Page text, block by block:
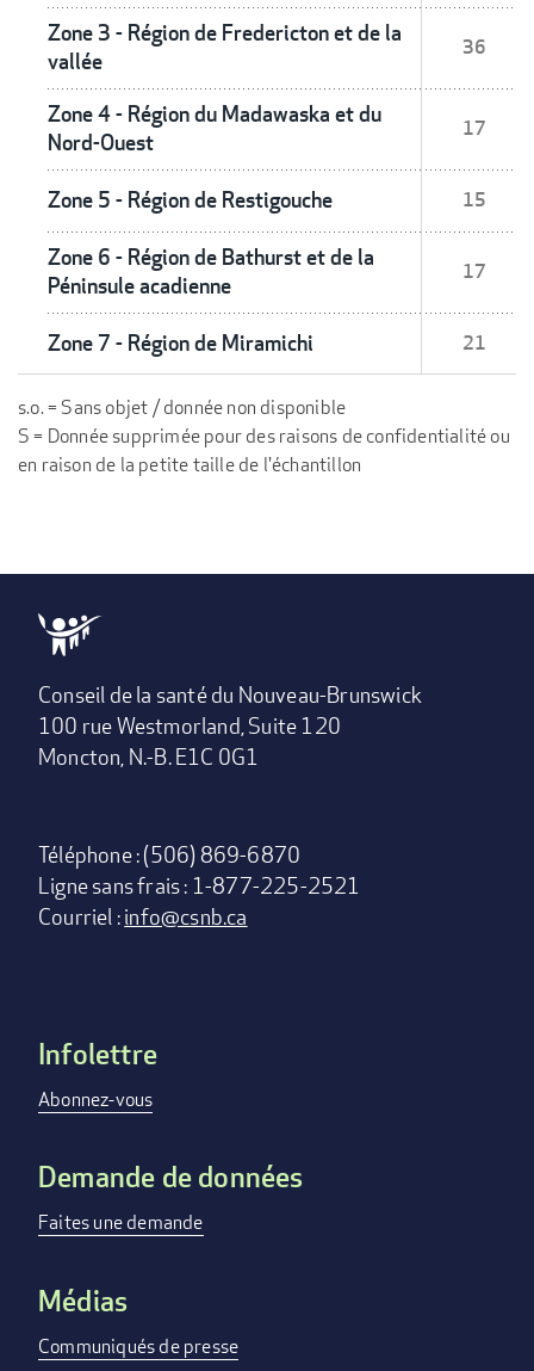
Zone 3 - Région de Fredericton et de la
vallée
36
Zone 4 - Région du Madawaska et du
Nord-Ouest
17
Zone 5 - Région de Restigouche 15
Zone 6 - Région de Bathurst et de la
Péninsule acadienne
17
Zone 7 - Région de Miramichi 21
s.o. = Sans objet / donnée non disponible
S = Donnée supprimée pour des raisons de confidentialité ou
en raison de la petite taille de l'échantillon
Conseil de la santé du Nouveau-Brunswick
100 rue Westmorland, Suite 120
Moncton, N.-B. E1C 0G1
Téléphone : (506) 869-6870
Ligne sans frais : 1-877-225-2521
Courriel :info@csnb.ca
Footer
menu
Infolettre
Abonnez-vous
Demande de données
Faites une demande
Médias
Communiqués de presse